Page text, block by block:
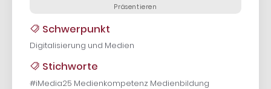
Präsentieren
Schwerpunkt
Digitalisierung und Medien
Stichworte
#iMedia25 Medienkompetenz Medienbildung